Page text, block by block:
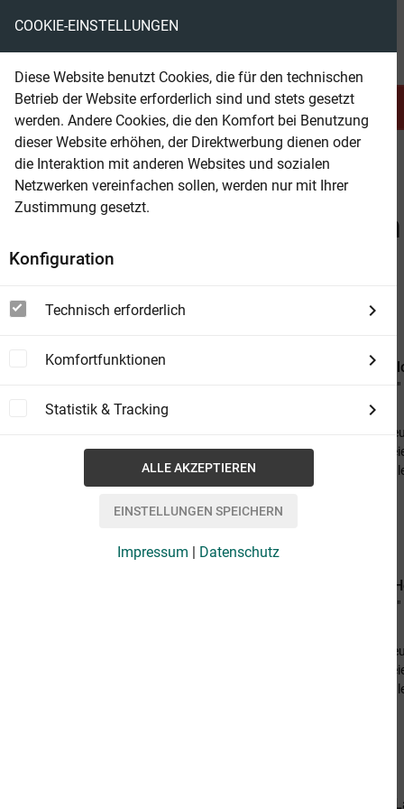
Serien & Abo Belletristik
beam Suchergebnis für Oliver Fröhlich
Beam Shop
Zu "Oliver Fröhlich" wurden
DETAILS view_module LISTE view_list
Perry Rhodan 2853: Im falschen
Perry Rhodan-Zyklus "Die Jenzeitigen Lande"
von Oliver Fröhlich
Auf der Erde schreibt man das Jahr 1518
(NGZ). Die Menschen haben mit der Liga
Sternenreich in der Milchstraße errichtet; sie
bekannten...
Perry Rhodan 2865: Die Finale Stadt:
Perry Rhodan-Zyklus "Die Jenzeitigen Lande"
Auf der Erde schreibt man das Jahr 1518
(NGZ). Die Menschen haben mit der Liga
Sternenreich in der Milchstraße errichtet; sie
ATLAN Sternensplitter 1: Taucher im
COOKIE-EINSTELLUNGEN
Diese Website benutzt Cookies, die für den technischen
Betrieb der Website erforderlich sind und stets gesetzt
werden. Andere Cookies, die den Komfort bei Benutzung
dieser Website erhöhen, der Direktwerbung dienen oder
die Interaktion mit anderen Websites und sozialen
Netzwerken vereinfachen sollen, werden nur mit Ihrer
Zustimmung gesetzt.
Konfiguration
Technisch erforderlich
Komfortfunktionen
Statistik & Tracking
Impressum | Datenschutz